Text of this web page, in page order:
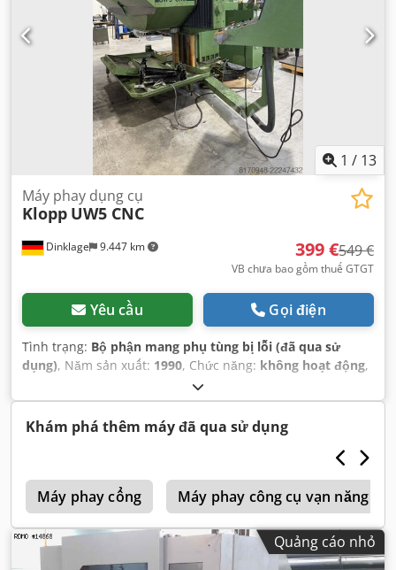
1 / 13
Dinklage 9.447 km
Máy phay dụng cụ
Klopp UW5 CNC
399 €549 €
VB chưa bao gồm thuế GTGT
Yêu cầu Gọi điện
Tình trạng: Bộ phận mang phụ tùng bị lỗi (đã qua sử
dụng), Năm sản xuất: 1990, Chức năng: không hoạt động,
Khám phá thêm máy đã qua sử dụng
Máy phay cổng Máy phay công cụ vạn năng
Quảng cáo nhỏ